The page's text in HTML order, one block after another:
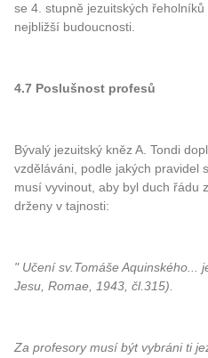
se 4. stupně jezuitských
nejbližší budoucnosti.
4.7 Poslušnost profesů
Bývalý jezuitský kněz A. Tondi
vzděláváni, podle jakých pravidel
musí vyvinout, aby byl duch řádu
drženy v tajnosti:
" Učení sv.Tomáše Aquinského...
Jesu, Romae, 1943, čl.315).
Za profesory musí být vybráni ti